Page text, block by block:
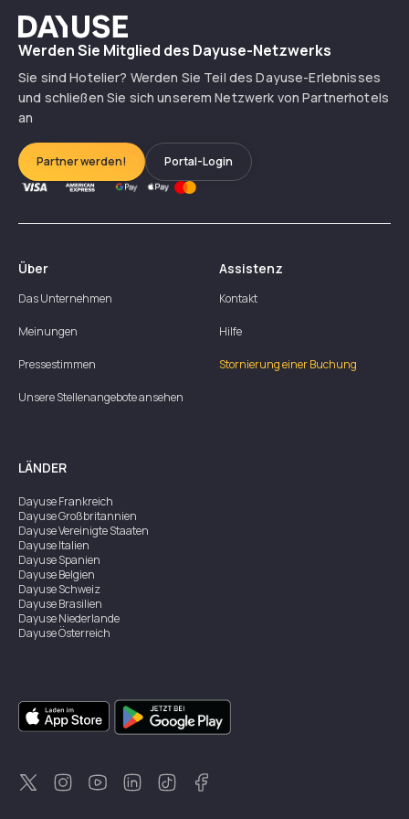
Dayuse
Werden Sie Mitglied des Dayuse-Netzwerks
Sie sind Hotelier? Werden Sie Teil des Dayuse-Erlebnisses
und schließen Sie sich unserem Netzwerk von Partnerhotels
an
Partner werden! Portal-Login
Über
Das Unternehmen
Meinungen
Pressestimmen
Unsere Stellenangebote ansehen
Assistenz
Kontakt
Hilfe
Stornierung einer Buchung
LÄNDER
DayuseFrankreich
DayuseGroßbritannien
DayuseVereinigte Staaten
DayuseItalien
DayuseSpanien
DayuseBelgien
DayuseSchweiz
DayuseBrasilien
DayuseNiederlande
DayuseÖsterreich
DayuseSingapur
DayuseZweden
DayuseThailand
DayuseNeuseeland
DayuseTürkei